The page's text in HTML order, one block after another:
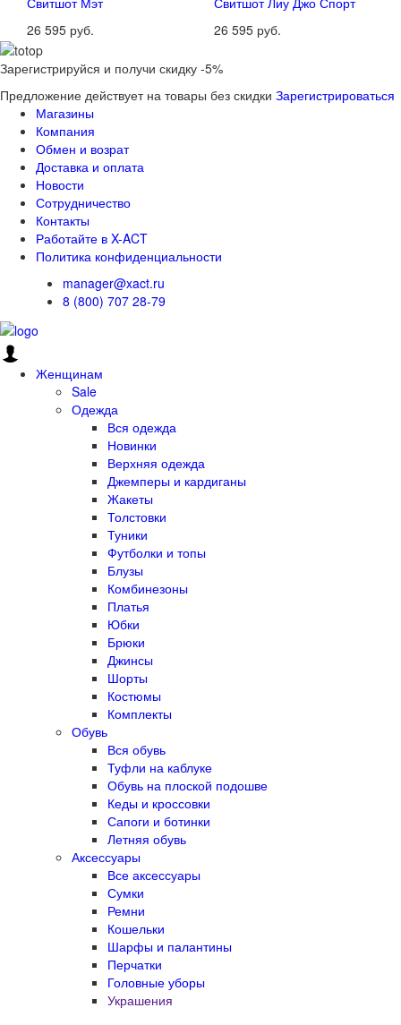
26 595 руб.
26 595 руб.
Зарегистрируйся и получи скидку -5%
Предложение действует на товары без скидки Зарегистрироваться
Магазины
Компания
Обмен и возрат
Доставка и оплата
Новости
Сотрудничество
Контакты
Работайте в X-ACT
Политика конфиденциальности
manager@xact.ru
8 (800) 707 28-79
Женщинам
Sale
Одежда
Вся одежда
Новинки
Верхняя одежда
Джемперы и кардиганы
Жакеты
Толстовки
Туники
Футболки и топы
Блузы
Комбинезоны
Платья
Юбки
Брюки
Джинсы
Шорты
Костюмы
Комплекты
Обувь
Вся обувь
Туфли на каблуке
Обувь на плоской подошве
Кеды и кроссовки
Сапоги и ботинки
Летняя обувь
Аксессуары
Все аксессуары
Сумки
Ремни
Кошельки
Шарфы и палантины
Перчатки
Головные уборы
Украшения